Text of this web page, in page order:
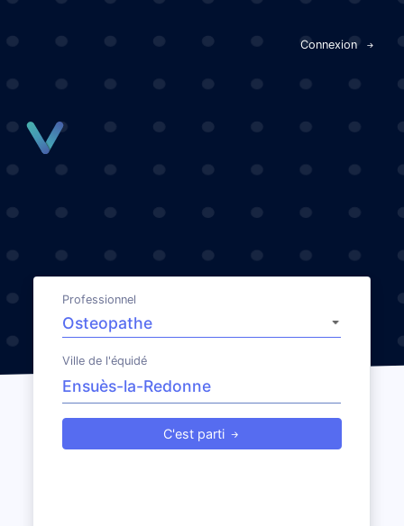
Connexion
Professionnel
Ville de l'équidé
C'est parti